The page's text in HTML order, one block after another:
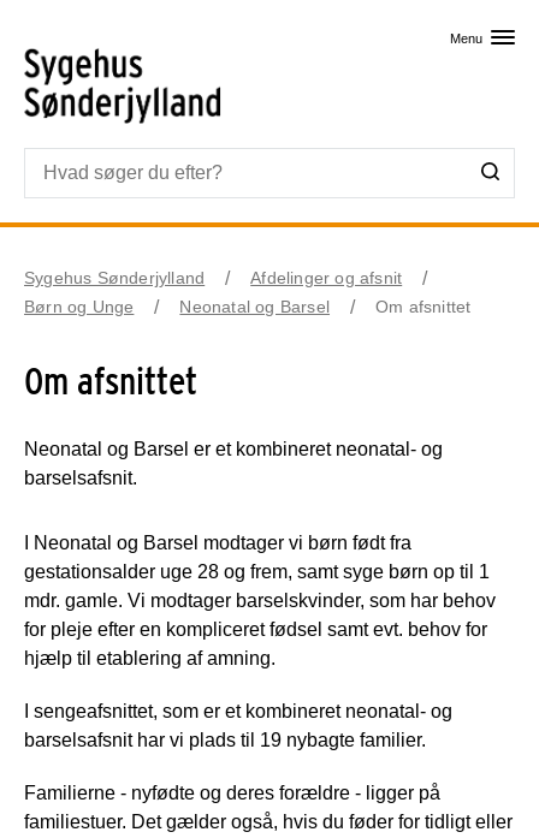
Menu
Sygehus Sønderjylland
Afdelinger og afsnit
Børn og Unge
Neonatal og Barsel Om afsnittet
Om afsnittet
Neonatal og Barsel er et kombineret neonatal- og
barselsafsnit.
I Neonatal og Barsel modtager vi børn født fra
gestationsalder uge 28 og frem, samt syge børn op til 1
mdr. gamle. Vi modtager barselskvinder, som har behov
for pleje efter en kompliceret fødsel samt evt. behov for
hjælp til etablering af amning.
I sengeafsnittet, som er et kombineret neonatal- og
barselsafsnit har vi plads til 19 nybagte familier.
Familierne - nyfødte og deres forældre - ligger på
familiestuer. Det gælder også, hvis du føder for tidligt eller